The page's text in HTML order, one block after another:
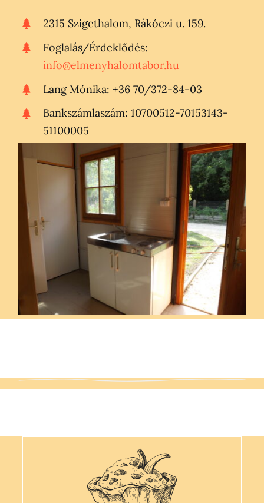
2315 Szigethalom, Rákóczi u. 159.
Foglalás/Érdeklődés:
info@elmenyhalomtabor.hu
Lang Mónika: +3670/372-84-03
Bankszámlaszám: 10700512-70153143-
51100005